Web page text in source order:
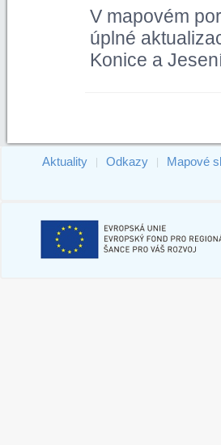
V mapovém
úplné
Konice a
Aktuality Odkazy Mapové